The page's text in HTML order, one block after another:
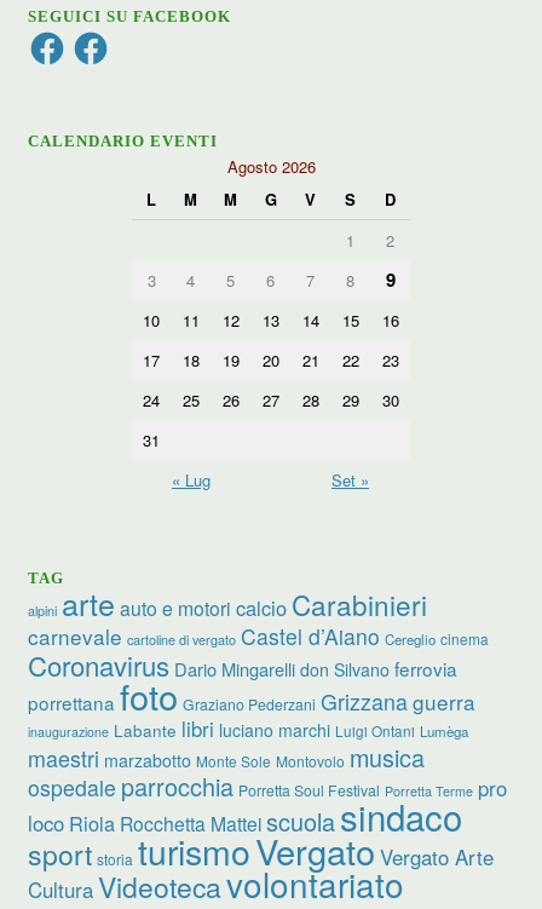
SEGUICI SU FACEBOOK
FacebookFacebook
CALENDARIO EVENTI
Agosto 2026
L
M M G V S
D
1
2
3
4 5 6 7 8 9
10 11 12 13 14 15
16
17
18 19 20 21 22
23
24
25 26 27 28 29
30
31
« Lug
Set »
TAG
alpini arte auto e motori calcio Carabinieri
carnevale cartoline di vergato Castel d’Aiano Cereglio cinema
Coronavirus Dario Mingarelli don Silvano ferrovia
porrettana foto Graziano Pederzani Grizzanaguerra
inaugurazione Labante libri luciano marchi Luigi Ontani Lumèga
maestri marzabotto Monte Sole Montovolo musica
ospedale parrocchia Porretta Soul Festival Porretta Terme pro
loco Riola Rocchetta Matteiscuolasindaco
sport storia turismoVergato Vergato Arte
CulturaVideotecavolontariato